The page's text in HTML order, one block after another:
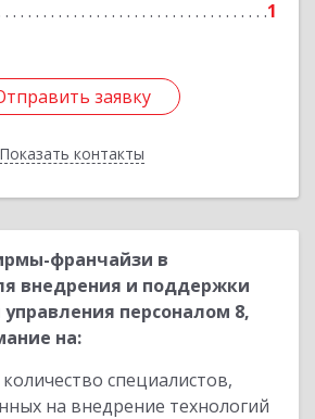
1
заявку
Показать контакты
заявку
Назад
франчайзи в
внедрения и поддержки
персоналом 8,
на:
специалистов,
на внедрение технологий